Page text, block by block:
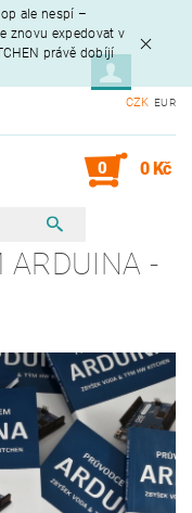
ale nespí –
znovu expedovat v
právě dobíjí
CZK EUR
0 0 Kč
ARDUINA -